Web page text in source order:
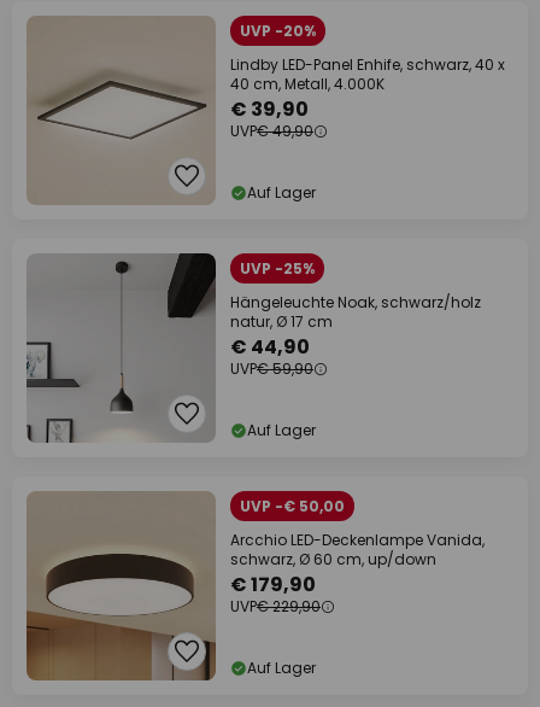
UVP -20%
Lindby LED-Panel Enhife, schwarz, 40 x
40 cm, Metall, 4.000K
€ 39,90
UVP€ 49,90
Auf Lager
UVP -25%
Hängeleuchte Noak, schwarz/holz
natur, Ø 17 cm
€ 44,90
UVP€ 59,90
Auf Lager
UVP -€ 50,00
Arcchio LED-Deckenlampe Vanida,
schwarz, Ø 60 cm, up/down
€ 179,90
UVP€ 229,90
Auf Lager